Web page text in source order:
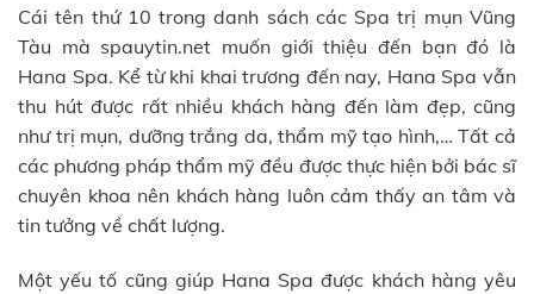
Cái tên thứ 10 trong danh sách các Spa trị mụn Vũng
Tàu mà spauytin.net muốn giới thiệu đến bạn đó là
Hana Spa. Kể từ khi khai trương đến nay, Hana Spa vẫn
thu hút được rất nhiều khách hàng đến làm đẹp, cũng
như trị mụn, dưỡng trắng da, thẩm mỹ tạo hình,… Tất cả
các phương pháp thẩm mỹ đều được thực hiện bởi bác sĩ
chuyên khoa nên khách hàng luôn cảm thấy an tâm và
tin tưởng về chất lượng.
Một yếu tố cũng giúp Hana Spa được khách hàng yêu